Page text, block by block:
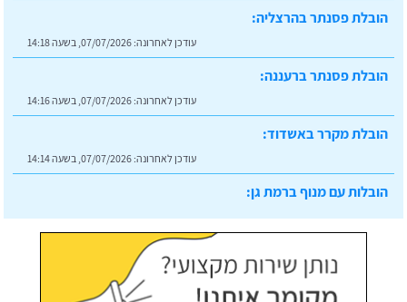
הובלת פסנתר בהרצליה:
עודכן לאחרונה: 07/07/2026, בשעה 14:18
הובלת פסנתר ברעננה:
עודכן לאחרונה: 07/07/2026, בשעה 14:16
הובלת מקרר באשדוד:
עודכן לאחרונה: 07/07/2026, בשעה 14:14
הובלות עם מנוף ברמת גן:
עודכן לאחרונה:07/07/2026, בשעה 14:23